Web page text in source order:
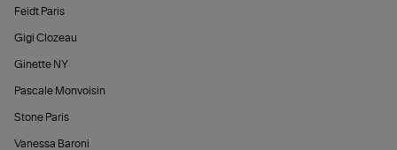
Feidt Paris
Gigi Clozeau
Ginette NY
Pascale Monvoisin
Stone Paris
Vanessa Baroni